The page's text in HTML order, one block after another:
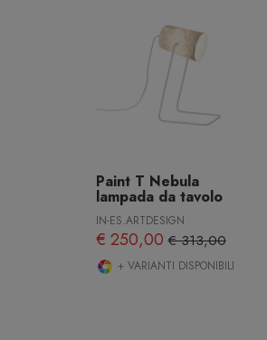
Paint T Nebula
lampada da tavolo
IN-ES.ARTDESIGN
€ 250,00€ 313,00
+ VARIANTI DISPONIBILI